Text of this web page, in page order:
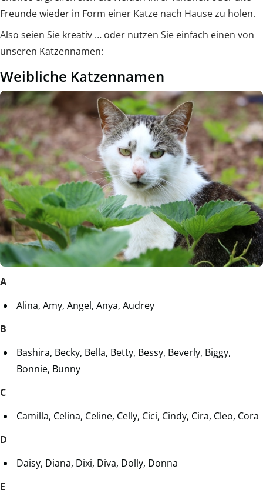
Freunde wieder in Form einer Katze nach Hause zu holen.
Also seien Sie kreativ … oder nutzen Sie einfach einen von
unseren Katzennamen:
Weibliche Katzennamen
A
Alina, Amy, Angel, Anya, Audrey
B
Bashira, Becky, Bella, Betty, Bessy, Beverly, Biggy,
Bonnie, Bunny
C
Camilla, Celina, Celine, Celly, Cici, Cindy, Cira, Cleo, Cora
D
Daisy, Diana, Dixi, Diva, Dolly, Donna
E